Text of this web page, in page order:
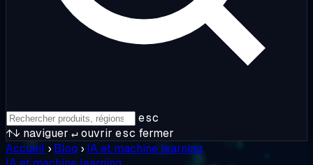
esc
↑↓ naviguer ↵ouvrir esc fermer
Accueil › Blog › IA et machine learning